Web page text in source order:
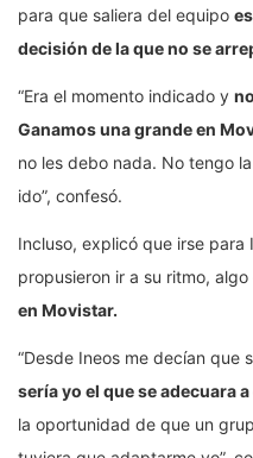
para que saliera del equipo
decisión de la que no se
“Era el momento indicado y
Ganamos una grande en
no les debo nada. No tengo
ido”, confesó.
Incluso, explicó que irse
propusieron ir a su ritmo, algo
en Movistar.
“Desde Ineos me decían que
sería yo el que se adecuara a
la oportunidad de que un